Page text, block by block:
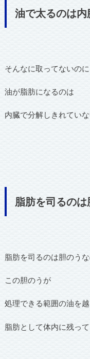
油で太るのは
そんなに取ってないのに
油が脂肪になるのは
内臓で分解しきれてい
脂肪を司るのは
脂肪を司るのは胆のう
この胆のうが
処理できる範囲の油を
脂肪として体内に残って